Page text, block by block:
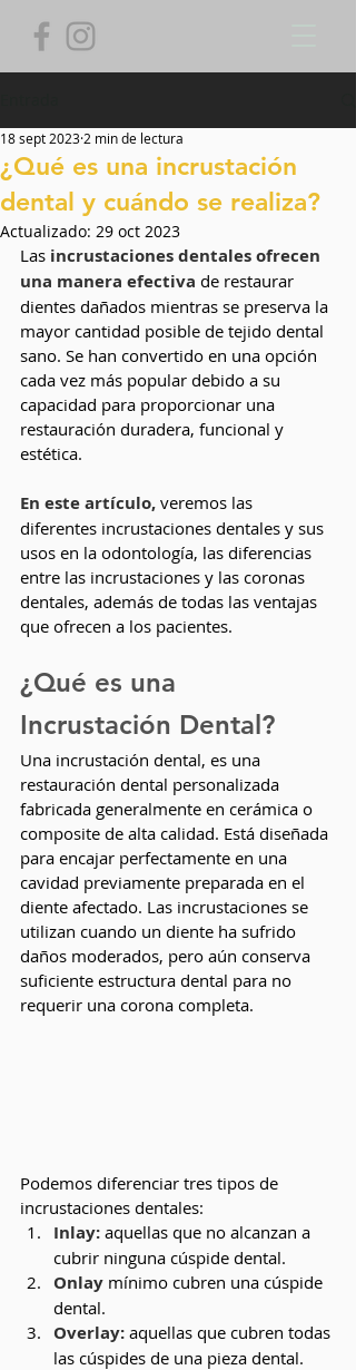
¿Qué es una incrustación
dental y cuándo se realiza?
18 sept 2023 2 min de lectura
Actualizado: 29 oct 2023
Las incrustaciones dentales ofrecen
una manera efectiva de restaurar
dientes dañados mientras se preserva la
mayor cantidad posible de tejido dental
sano. Se han convertido en una opción
cada vez más popular debido a su
capacidad para proporcionar una
restauración duradera, funcional y
estética.
En este artículo, veremos las
diferentes incrustaciones dentales y sus
usos en la odontología, las diferencias
entre las incrustaciones y las coronas
dentales, además de todas las ventajas
que ofrecen a los pacientes.
¿Qué es una
Incrustación Dental?
Una incrustación dental, es una
restauración dental personalizada
fabricada generalmente en cerámica o
composite de alta calidad. Está diseñada
para encajar perfectamente en una
cavidad previamente preparada en el
diente afectado. Las incrustaciones se
utilizan cuando un diente ha sufrido
daños moderados, pero aún conserva
suficiente estructura dental para no
requerir una corona completa.
Podemos diferenciar tres tipos de
incrustaciones dentales:
Inlay: aquellas que no alcanzan a
cubrir ninguna cúspide dental.
Onlay mínimo cubren una cúspide
dental.
Overlay: aquellas que cubren todas
las cúspides de una pieza dental.